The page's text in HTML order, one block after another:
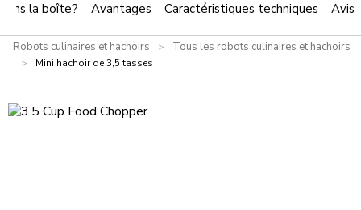
Robots culinaires et hachoirs > Tous les robots culinaires et hachoirs
> Mini hachoir de 3,5 tasses
la boîte? Avantages Caractéristiques techniques Avis